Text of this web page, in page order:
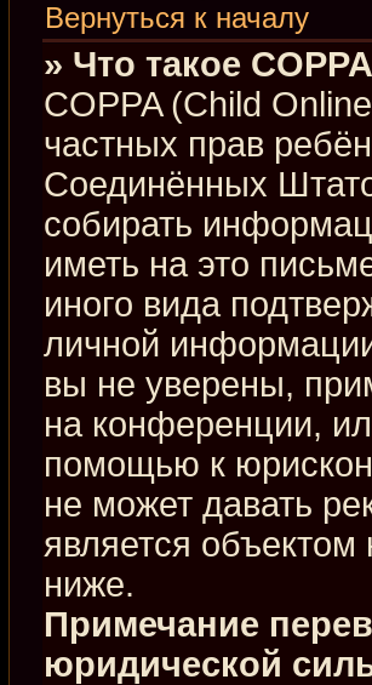
Вернуться к началу
» Что такое
COPPA (Child
частных прав
Соединённых
собирать
иметь на это
иного вида
личной
вы не уверены,
на конференции,
помощью к
не может давать
является
ниже.
Примечание
юридической